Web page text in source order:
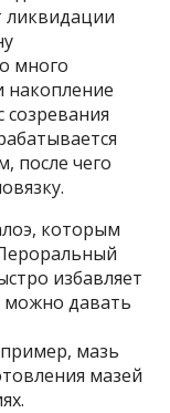
ликвидации
много
накопление
созревания
после чего
которым
избавляет
давать
мазь
мазей